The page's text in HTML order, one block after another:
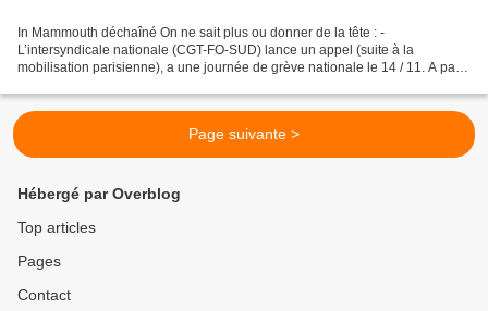
In Mammouth déchaîné On ne sait plus ou donner de la tête : -
L’intersyndicale nationale (CGT-FO-SUD) lance un appel (suite à la
mobilisation parisienne), a une journée de grève nationale le 14 / 11. A paris
Page suivante >
Hébergé par Overblog
Top articles
Pages
Contact